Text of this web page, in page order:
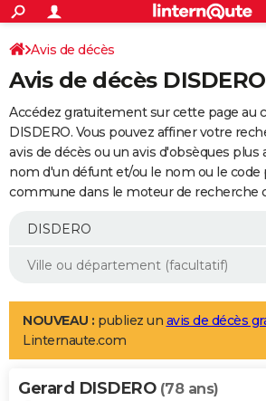
ACTUALITÉS
Politique
Société
Faits Divers
Education
Monde
Villes
+
SPORT
Coupe du monde 2026
Football
Tennis
Cyclisme
Rugby
Forum
Programme TV
TNT
Streaming
Cinéma
Sorties cinéma
Musique
+
FINANCE
Retraite
Epargne
Immobilier
Risques naturels par ville
Banque
Assurance
AUTO
Essais
Réserver un essai
Citadines
Berlines
SUV
Forum auto
+
Mobiles
Meilleur smartphone
Internet
Ordinateurs
Jeux vidéo
Guide high-tech
Aménagement intérieur
LIFESTYLE
Art de vivre
Bien-être
Loisirs
Mode
Modes de vie
Alimentation
Guide de la santé
Maladies
Médicaments
Sommeil
VOYAGE
Avis de décès
Avis de décès DISDERO
Accédez gratuitement sur cette page au
DISDERO. Vous pouvez affiner votre
avis de décès ou un avis d'obsèques
nom d'un défunt et/ou le nom ou le code
commune dans le moteur de recherche
NOUVEAU : publiez un avis de décès
Linternaute.com
Gerard DISDERO (78 ans)